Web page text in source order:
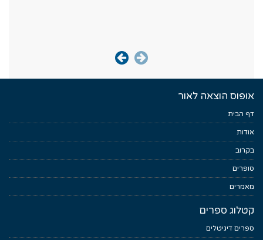
אופוס הוצאה לאור
דף הבית
אודות
בקרוב
סופרים
מאמרים
קטלוג ספרים
ספרים דיגיטלים